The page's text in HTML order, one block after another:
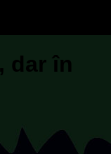
dar în